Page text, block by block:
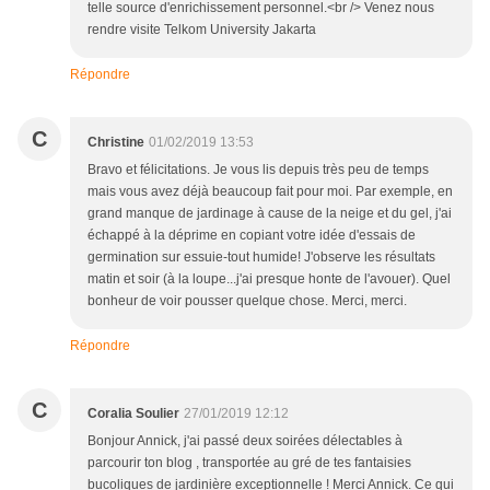
telle source d'enrichissement personnel.<br /> Venez nous
rendre visite Telkom University Jakarta
Répondre
C Christine 01/02/2019 13:53
Bravo et félicitations. Je vous lis depuis très peu de temps
mais vous avez déjà beaucoup fait pour moi. Par exemple, en
grand manque de jardinage à cause de la neige et du gel, j'ai
échappé à la déprime en copiant votre idée d'essais de
germination sur essuie-tout humide! J'observe les résultats
matin et soir (à la loupe...j'ai presque honte de l'avouer). Quel
bonheur de voir pousser quelque chose. Merci, merci.
Répondre
C Coralia Soulier 27/01/2019 12:12
Bonjour Annick, j'ai passé deux soirées délectables à
parcourir ton blog , transportée au gré de tes fantaisies
bucoliques de jardinière exceptionnelle ! Merci Annick. Ce qui